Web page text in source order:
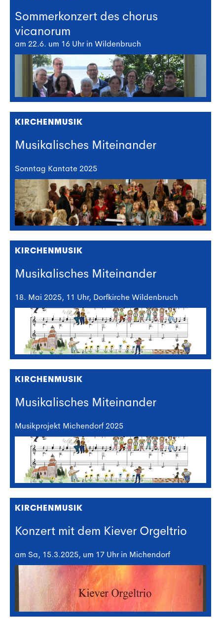
Sommerkonzert des chorus
vicanorum
am 22.6. um 16 Uhr in Wildenbruch
KIRCHENMUSIK
Musikalisches Miteinander
Sonntag Kantate 2025
KIRCHENMUSIK
Musikalisches Miteinander
18. Mai 2025, 11 Uhr, Dorfkirche Wildenbruch
KIRCHENMUSIK
Musikalisches Miteinander
Musikprojekt Michendorf 2025
KIRCHENMUSIK
Konzert mit dem Kiever Orgeltrio
am Sa, 15.3.2025, um 17 Uhr in Michendorf